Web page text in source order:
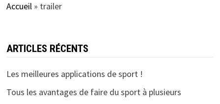
Accueil » trailer
ARTICLES RÉCENTS
Les meilleures applications de sport !
Tous les avantages de faire du sport à plusieurs